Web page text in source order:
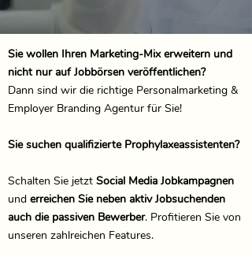
Sie wollen Ihren Marketing-Mix erweitern und
nicht nur auf Jobbörsen veröffentlichen?
Dann sind wir die richtige Personalmarketing &
Employer Branding Agentur für Sie!
Sie suchen qualifizierte Prophylaxeassistenten?
Schalten Sie jetzt Social Media Jobkampagnen
und erreichen Sie neben aktiv Jobsuchenden
auch die passiven Bewerber. Profitieren Sie von
unseren zahlreichen Features.